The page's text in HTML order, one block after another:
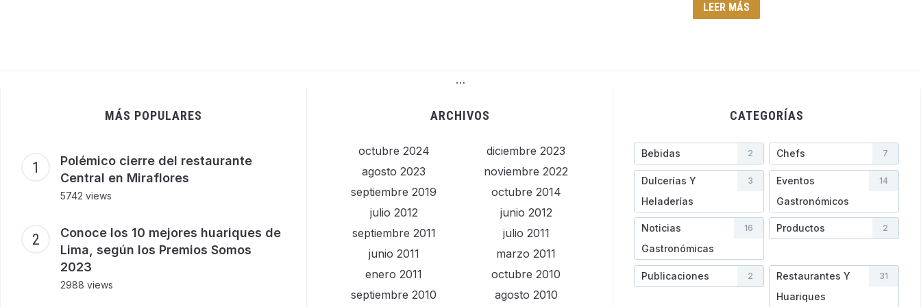
LEER MÁS
…
MÁS POPULARES
Polémico cierre del restaurante
Central en Miraflores
5742 views
Conoce los 10 mejores huariques de
Lima, según los Premios Somos
2023
2988 views
ARCHIVOS
octubre 2024
diciembre 2023
agosto 2023
noviembre 2022
septiembre 2019
octubre 2014
julio 2012
junio 2012
septiembre 2011
julio 2011
junio 2011
marzo 2011
enero 2011
octubre 2010
septiembre 2010
agosto 2010
CATEGORÍAS
Bebidas 2 Chefs 7
Dulcerías Y
Heladerí­as
3
Eventos
Gastronómicos
14
Noticias
Gastronómicas
16 Productos 2
Publicaciones 2
Restaurantes Y
Huariques
31